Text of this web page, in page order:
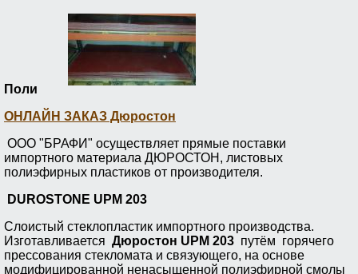
Поли
ОНЛАЙН ЗАКАЗ Дюростон
ООО "БРАФИ" осуществляет прямые поставки
импортного материала ДЮРОСТОН, листовых
полиэфирных пластиков от производителя.
DUROSTONE UPM 203
Слоистый стеклопластик импортного производства.
Изготавливается Дюростон UPM 203 путём горячего
прессования стекломата и связующего, на основе
модифицированной ненасыщенной полиэфирной смолы